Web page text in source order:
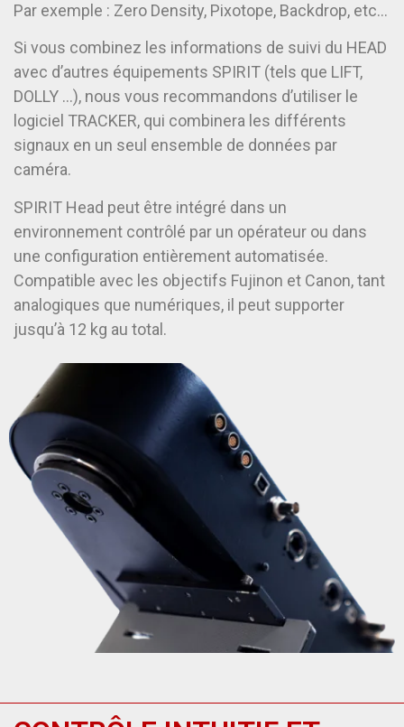
Par exemple : Zero Density, Pixotope, Backdrop, etc…
Si vous combinez les informations de suivi du HEAD
avec d’autres équipements SPIRIT (tels que LIFT,
DOLLY …), nous vous recommandons d’utiliser le
logiciel TRACKER, qui combinera les différents
signaux en un seul ensemble de données par
caméra.
SPIRIT Head peut être intégré dans un
environnement contrôlé par un opérateur ou dans
une configuration entièrement automatisée.
Compatible avec les objectifs Fujinon et Canon, tant
analogiques que numériques, il peut supporter
jusqu’à 12 kg au total.